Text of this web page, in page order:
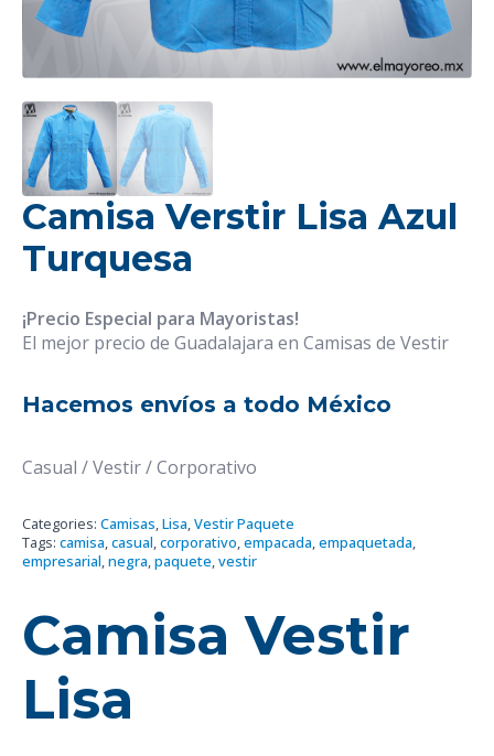
Camisa Verstir Lisa Azul
Turquesa
¡Precio Especial para Mayoristas!
El mejor precio de Guadalajara en Camisas de Vestir
Hacemos envíos a todo México
Casual / Vestir / Corporativo
Categories: Camisas,Lisa,Vestir Paquete
Tags: camisa,casual,corporativo,empacada,empaquetada,
empresarial,negra,paquete,vestir
Camisa Vestir
Lisa